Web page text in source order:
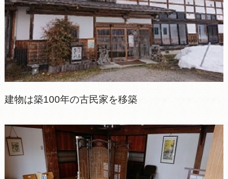
建物は築100年の古民家を移築